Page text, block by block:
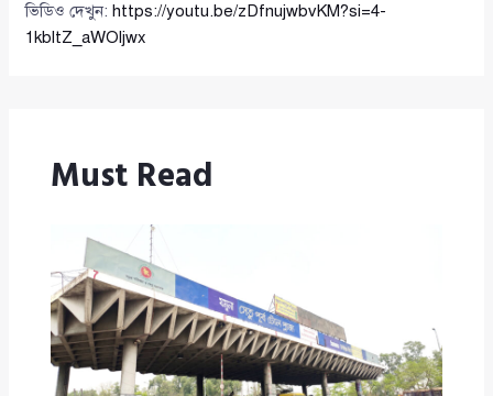
ভিডিও দেখুন:https://youtu.be/zDfnujwbvKM?si=4-
1kbltZ_aWOljwx
Must Read